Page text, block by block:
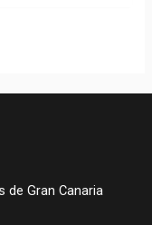
de Gran Canaria